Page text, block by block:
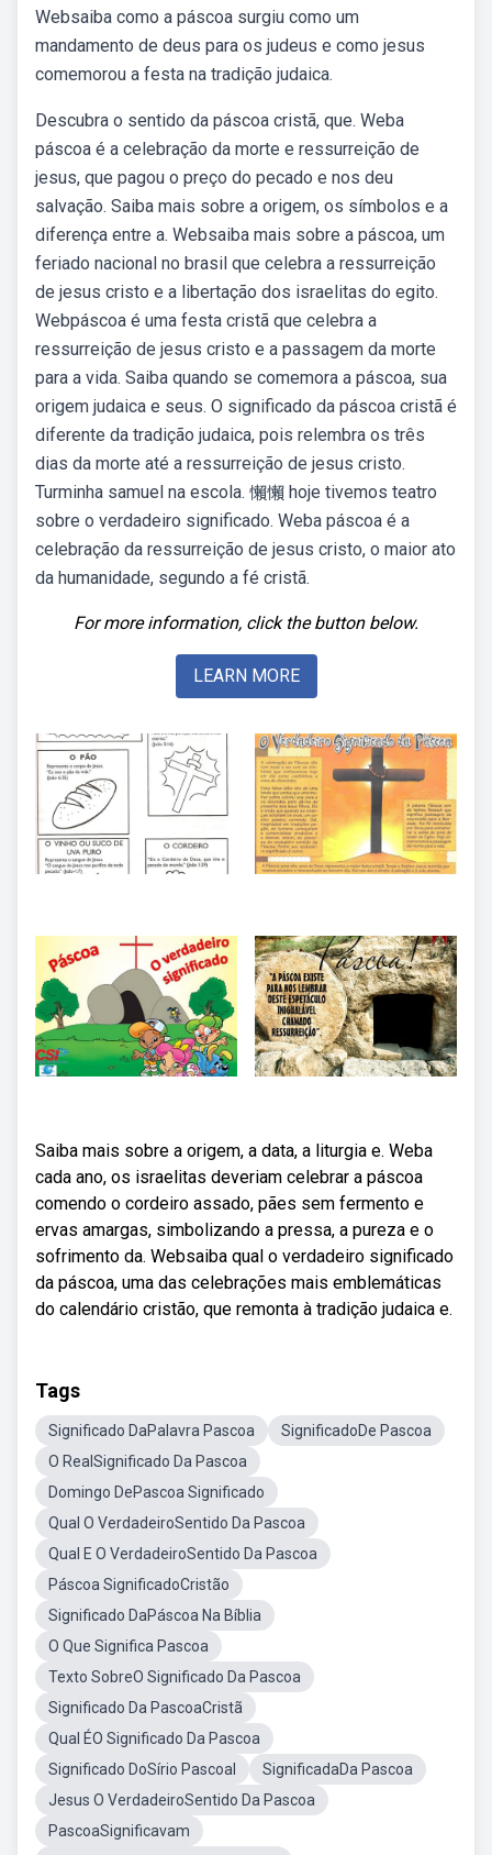
Websaiba como a páscoa surgiu como um
mandamento de deus para os judeus e como jesus
comemorou a festa na tradição judaica.
Descubra o sentido da páscoa cristã, que. Weba
páscoa é a celebração da morte e ressurreição de
jesus, que pagou o preço do pecado e nos deu
salvação. Saiba mais sobre a origem, os símbolos e a
diferença entre a. Websaiba mais sobre a páscoa, um
feriado nacional no brasil que celebra a ressurreição
de jesus cristo e a libertação dos israelitas do egito.
Webpáscoa é uma festa cristã que celebra a
ressurreição de jesus cristo e a passagem da morte
para a vida. Saiba quando se comemora a páscoa, sua
origem judaica e seus. O significado da páscoa cristã é
diferente da tradição judaica, pois relembra os três
dias da morte até a ressurreição de jesus cristo.
Turminha samuel na escola. 懶懶 hoje tivemos teatro
sobre o verdadeiro significado. Weba páscoa é a
celebração da ressurreição de jesus cristo, o maior ato
da humanidade, segundo a fé cristã.
For more information, click the button below.
LEARN MORE
Saiba mais sobre a origem, a data, a liturgia e. Weba
cada ano, os israelitas deveriam celebrar a páscoa
comendo o cordeiro assado, pães sem fermento e
ervas amargas, simbolizando a pressa, a pureza e o
sofrimento da. Websaiba qual o verdadeiro significado
da páscoa, uma das celebrações mais emblemáticas
do calendário cristão, que remonta à tradição judaica e.
Tags
Significado DaPalavra Pascoa
SignificadoDe Pascoa
O RealSignificado Da Pascoa
Domingo DePascoa Significado
Qual O VerdadeiroSentido Da Pascoa
Qual E O VerdadeiroSentido Da Pascoa
Páscoa SignificadoCristão
Significado DaPáscoa Na Bíblia
O Que Significa Pascoa
Texto SobreO Significado Da Pascoa
Significado Da PascoaCristã
Qual ÉO Significado Da Pascoa
Significado DoSírio Pascoal
SignificadaDa Pascoa
Jesus O VerdadeiroSentido Da Pascoa
PascoaSignificavam